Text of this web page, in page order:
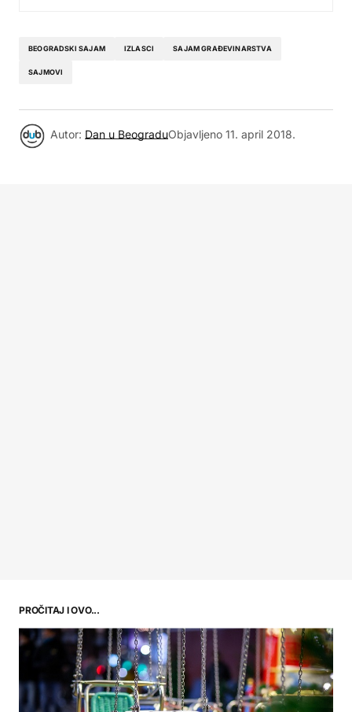
BEOGRADSKI SAJAM IZLASCI SAJAM GRAĐEVINARSTVA
SAJMOVI
Autor: Dan u BeograduObjavljeno 11. april 2018.
PROČITAJ I OVO...